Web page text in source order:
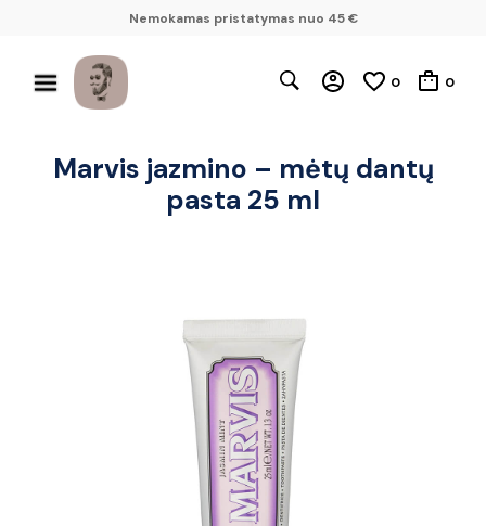
Nemokamas pristatymas nuo 45 €
0 0
Marvis jazmino – mėtų dantų
pasta 25 ml